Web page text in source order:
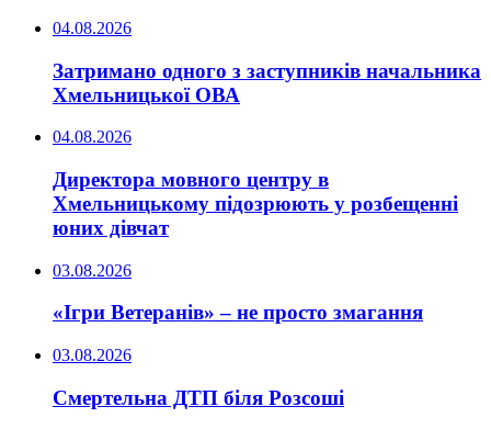
04.08.2026
Затримано одного з заступників начальника
Хмельницької ОВА
04.08.2026
Директора мовного центру в
Хмельницькому підозрюють у розбещенні
юних дівчат
03.08.2026
«Ігри Ветеранів» – не просто змагання
03.08.2026
Смертельна ДТП біля Розсоші